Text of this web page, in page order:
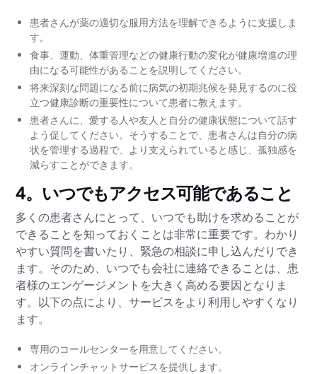
患者さんが薬の適切な服用方法を理解できるように支援しま
す。
食事、運動、体重管理などの健康行動の変化が健康増進の理
由になる可能性があることを説明してください。
将来深刻な問題になる前に病気の初期兆候を発見するのに役
立つ健康診断の重要性について患者に教えます。
患者さんに、愛する人や友人と自分の健康状態について話す
よう促してください。そうすることで、患者さんは自分の病
状を管理する過程で、より支えられていると感じ、孤独感を
減らすことができます。
4。いつでもアクセス可能であること
多くの患者さんにとって、いつでも助けを求めることが
できることを知っておくことは非常に重要です。わかり
やすい質問を書いたり、緊急の相談に申し込んだりでき
ます。そのため、いつでも会社に連絡できることは、患
者様のエンゲージメントを大きく高める要因となりま
す。以下の点により、サービスをより利用しやすくなり
ます。
専用のコールセンターを用意してください。
オンラインチャットサービスを提供します。